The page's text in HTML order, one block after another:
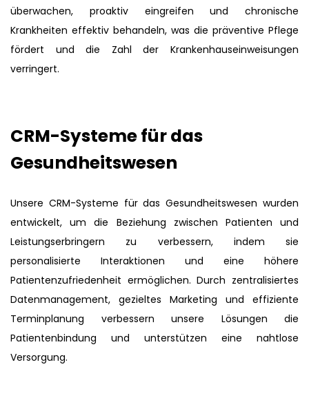
überwachen, proaktiv eingreifen und chronische
Krankheiten effektiv behandeln, was die präventive Pflege
fördert und die Zahl der Krankenhauseinweisungen
verringert.
CRM-Systeme für das
Gesundheitswesen
Unsere CRM-Systeme für das Gesundheitswesen wurden
entwickelt, um die Beziehung zwischen Patienten und
Leistungserbringern zu verbessern, indem sie
personalisierte Interaktionen und eine höhere
Patientenzufriedenheit ermöglichen. Durch zentralisiertes
Datenmanagement, gezieltes Marketing und effiziente
Terminplanung verbessern unsere Lösungen die
Patientenbindung und unterstützen eine nahtlose
Versorgung.